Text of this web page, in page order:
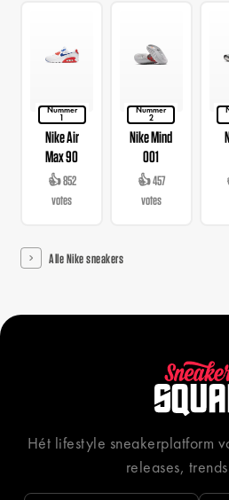
Nummer
1
Nike Air
Max 90
👍 852
votes
Nummer
2
Nike Mind
001
👍 457
votes
Alle Nike sneakers
Hét lifestyle sneakerplatform
releases,